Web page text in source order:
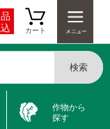
カート
検索
作物から
探す